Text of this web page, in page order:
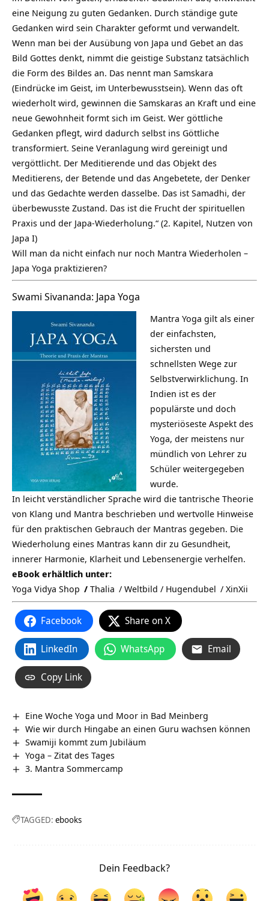
eine Neigung zu guten Gedanken. Durch ständige gute
Gedanken wird sein Charakter geformt und verwandelt.
Wenn man bei der Ausübung von Japa und Gebet an das
Bild Gottes denkt, nimmt die geistige Substanz tatsächlich
die Form des Bildes an. Das nennt man Samskara
(Eindrücke im Geist, im Unterbewusstsein). Wenn das oft
wiederholt wird, gewinnen die Samskaras an Kraft und eine
neue Gewohnheit formt sich im Geist. Wer göttliche
Gedanken pflegt, wird dadurch selbst ins Göttliche
transformiert. Seine Veranlagung wird gereinigt und
vergöttlicht. Der Meditierende und das Objekt des
Meditierens, der Betende und das Angebetete, der Denker
und das Gedachte werden dasselbe. Das ist Samadhi, der
überbewusste Zustand. Das ist die Frucht der spirituellen
Praxis und der Japa-Wiederholung.“ (2. Kapitel, Nutzen von
Japa I)
Will man da nicht einfach nur noch Mantra Wiederholen –
Japa Yoga praktizieren?
Swami Sivananda: Japa Yoga
Mantra Yoga gilt als einer
der einfachsten,
sichersten und
schnellsten Wege zur
Selbstverwirklichung. In
Indien ist es der
populärste und doch
mysteriöseste Aspekt des
Yoga, der meistens nur
mündlich von Lehrer zu
Schüler weitergegeben
wurde.
In leicht verständlicher Sprache wird die tantrische Theorie
von Klang und Mantra beschrieben und wertvolle Hinweise
für den praktischen Gebrauch der Mantras gegeben. Die
Wiederholung eines Mantras kann dir zu Gesundheit,
innerer Harmonie, Klarheit und Lebensenergie verhelfen.
eBook erhältlich unter:
Yoga Vidya Shop / Thalia / Weltbild / Hugendubel / XinXii
Facebook Share on X
LinkedIn WhatsApp Email
Copy Link
Eine Woche Yoga und Moor in Bad Meinberg
Wie wir durch Hingabe an einen Guru wachsen können
Swamiji kommt zum Jubiläum
Yoga – Zitat des Tages
3. Mantra Sommercamp
TAGGED: ebooks
Dein Feedback?